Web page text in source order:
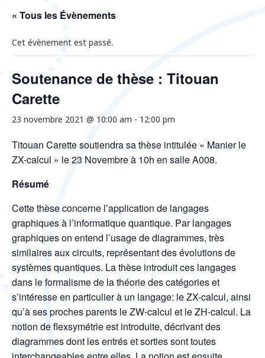
« Tous les Évènements
Cet évènement est passé.
Soutenance de thèse : Titouan
Carette
23 novembre 2021 @ 10:00 am - 12:00 pm
Titouan Carette soutiendra sa thèse intitulée « Manier le
ZX-calcul » le 23 Novembre à 10h en salle A008.
Résumé
Cette thèse concerne l’application de langages
graphiques à l’informatique quantique. Par langages
graphiques on entend l’usage de diagrammes, très
similaires aux circuits, représentant des évolutions de
systèmes quantiques. La thèse introduit ces langages
dans le formalisme de la théorie des catégories et
s’intéresse en particulier à un langage: le ZX-calcul, ainsi
qu’à ses proches parents le ZW-calcul et le ZH-calcul. La
notion de flexsymétrie est introduite, décrivant des
diagrammes dont les entrés et sorties sont toutes